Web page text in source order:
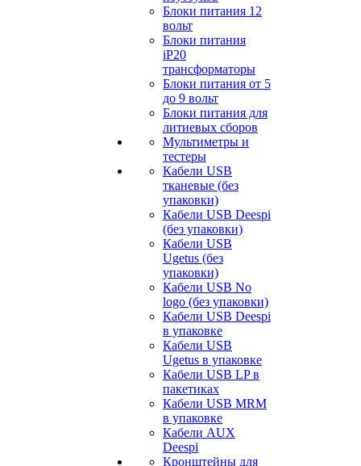
Блоки питания 12
вольт
Блоки питания
iP20
трансформаторы
Блоки питания от 5
до 9 вольт
Блоки питания для
литиевых сборов
Мультиметры и
тестеры
Кабели USB
тканевые (без
упаковки)
Кабели USB Deespi
(без упаковки)
Кабели USB
Ugetus (без
упаковки)
Кабели USB No
logo (без упаковки)
Кабели USB Deespi
в упаковке
Кабели USB
Ugetus в упаковке
Кабели USB LP в
пакетиках
Кабели USB MRM
в упаковке
Кабели AUX
Deespi
Кронштейны для